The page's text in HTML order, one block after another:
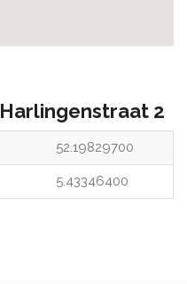
Harlingenstraat 2
52.19829700
5.43346400